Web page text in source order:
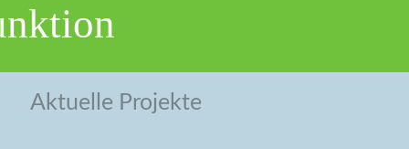
Aktuelle Projekte